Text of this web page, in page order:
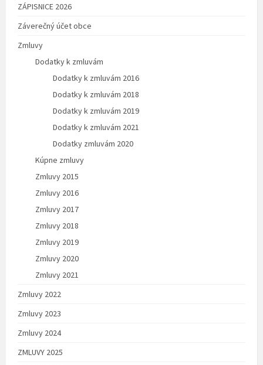
ZÁPISNICE 2026
Záverečný účet obce
Zmluvy
Dodatky k zmluvám
Dodatky k zmluvám 2016
Dodatky k zmluvám 2018
Dodatky k zmluvám 2019
Dodatky k zmluvám 2021
Dodatky zmluvám 2020
Kúpne zmluvy
Zmluvy 2015
Zmluvy 2016
Zmluvy 2017
Zmluvy 2018
Zmluvy 2019
Zmluvy 2020
Zmluvy 2021
Zmluvy 2022
Zmluvy 2023
Zmluvy 2024
ZMLUVY 2025